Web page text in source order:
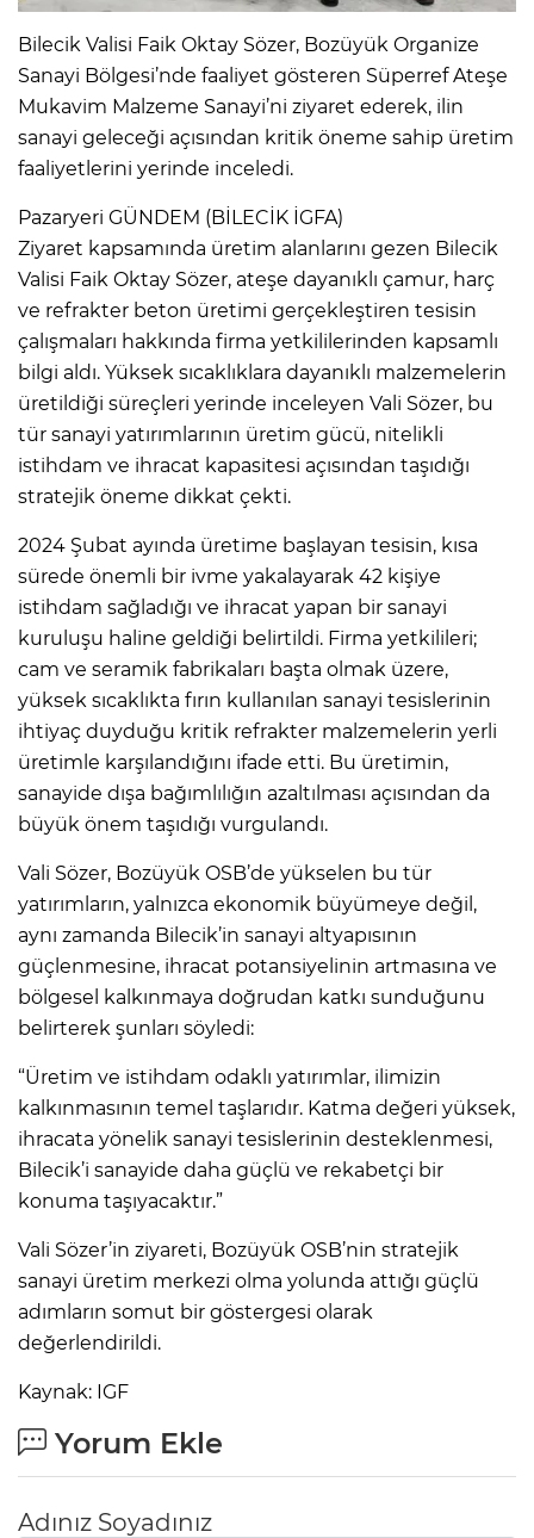
Bilecik Valisi Faik Oktay Sözer, Bozüyük Organize
Sanayi Bölgesi’nde faaliyet gösteren Süperref Ateşe
Mukavim Malzeme Sanayi’ni ziyaret ederek, ilin
sanayi geleceği açısından kritik öneme sahip üretim
faaliyetlerini yerinde inceledi.
Pazaryeri GÜNDEM (BİLECİK İGFA)
Ziyaret kapsamında üretim alanlarını gezen Bilecik
Valisi Faik Oktay Sözer, ateşe dayanıklı çamur, harç
ve refrakter beton üretimi gerçekleştiren tesisin
çalışmaları hakkında firma yetkililerinden kapsamlı
bilgi aldı. Yüksek sıcaklıklara dayanıklı malzemelerin
üretildiği süreçleri yerinde inceleyen Vali Sözer, bu
tür sanayi yatırımlarının üretim gücü, nitelikli
istihdam ve ihracat kapasitesi açısından taşıdığı
stratejik öneme dikkat çekti.
2024 Şubat ayında üretime başlayan tesisin, kısa
sürede önemli bir ivme yakalayarak 42 kişiye
istihdam sağladığı ve ihracat yapan bir sanayi
kuruluşu haline geldiği belirtildi. Firma yetkilileri;
cam ve seramik fabrikaları başta olmak üzere,
yüksek sıcaklıkta fırın kullanılan sanayi tesislerinin
ihtiyaç duyduğu kritik refrakter malzemelerin yerli
üretimle karşılandığını ifade etti. Bu üretimin,
sanayide dışa bağımlılığın azaltılması açısından da
büyük önem taşıdığı vurgulandı.
Vali Sözer, Bozüyük OSB’de yükselen bu tür
yatırımların, yalnızca ekonomik büyümeye değil,
aynı zamanda Bilecik’in sanayi altyapısının
güçlenmesine, ihracat potansiyelinin artmasına ve
bölgesel kalkınmaya doğrudan katkı sunduğunu
belirterek şunları söyledi:
“Üretim ve istihdam odaklı yatırımlar, ilimizin
kalkınmasının temel taşlarıdır. Katma değeri yüksek,
ihracata yönelik sanayi tesislerinin desteklenmesi,
Bilecik’i sanayide daha güçlü ve rekabetçi bir
konuma taşıyacaktır.”
Vali Sözer’in ziyareti, Bozüyük OSB’nin stratejik
sanayi üretim merkezi olma yolunda attığı güçlü
adımların somut bir göstergesi olarak
değerlendirildi.
Kaynak: IGF
Yorum Ekle
Adınız Soyadınız